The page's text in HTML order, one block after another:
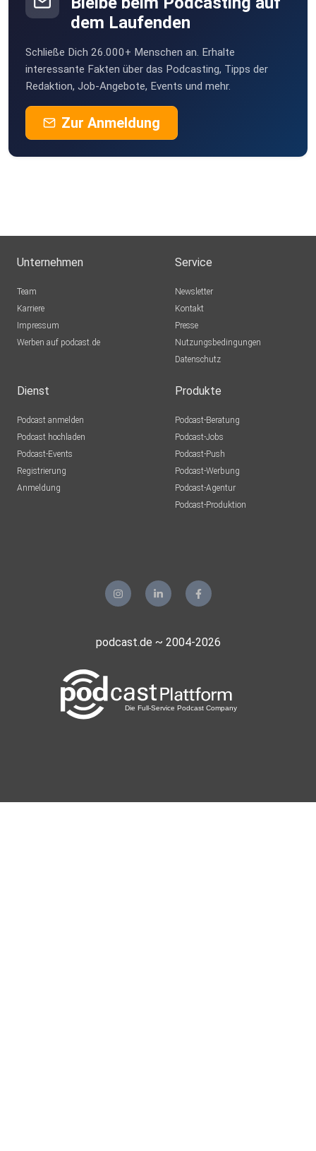
Birgit471
Nettihoert
dem Laufenden
Schließe Dich 26.000+ Menschen an. Erhalte
interessante Fakten über das Podcasting, Tipps der
Redaktion, Job-Angebote, Events und mehr.
Zur Anmeldung
Unternehmen
Team
Karriere
Impressum
Werben auf podcast.de
Service
Newsletter
Kontakt
Presse
Nutzungsbedingungen
Datenschutz
Dienst
Podcast anmelden
Podcast hochladen
Podcast-Events
Registrierung
Anmeldung
Produkte
Podcast-Beratung
Podcast-Jobs
Podcast-Push
Podcast-Werbung
Podcast-Agentur
Podcast-Produktion
podcast.de ~ 2004-2026